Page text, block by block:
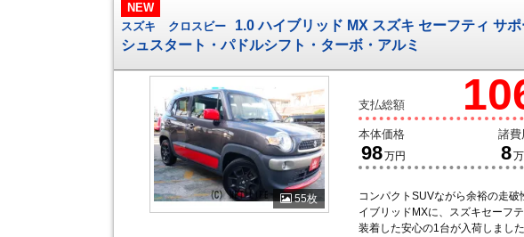
NEW
スズキ
クロスビー 1.0 ハイブリッド MX スズキ セーフティ サ
シュスタート・パドルシフト・ターボ・アルミ
55枚
支払総額
本体価格
98万円
諸費
8
コンパクトSUVながら余裕の走
イブリッドMXに、スズキセーフ
装着した安心の1台が入荷しまし